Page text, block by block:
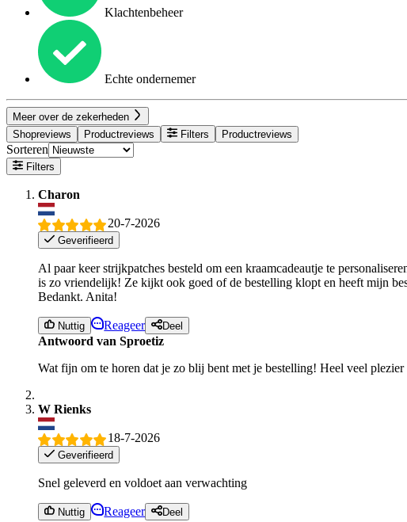
Klachtenbeheer
Echte ondernemer
Meer over de zekerheden
Shopreviews
Productreviews Filters Productreviews
Sorteren
Filters
Charon
20-7-2026
Geverifieerd
Al paar keer strijkpatches besteld om een kraamcadeautje te
is zo vriendelijk! Ze kijkt ook goed of de bestelling klopt en heeft mijn
Bedankt. Anita!
Nuttig Reageer Deel
Antwoord van Sproetiz
Wat fijn om te horen dat je zo blij bent met je bestelling! Heel veel plezier
W Rienks
18-7-2026
Geverifieerd
Snel geleverd en voldoet aan verwachting
Nuttig Reageer Deel